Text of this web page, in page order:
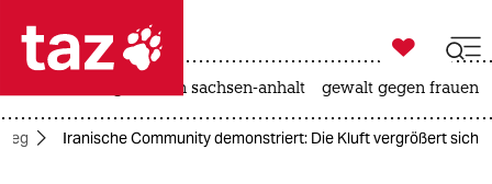
 taz zahl ich
taz zahl ich

taz zahl ich
landtagswahl in sachsen-anhalt gewalt gegen frauen
Iranische Community demonstriert: Die Kluft vergrößert sich